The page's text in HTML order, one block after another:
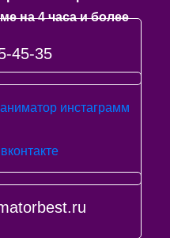
на 4 часа и более
45-35